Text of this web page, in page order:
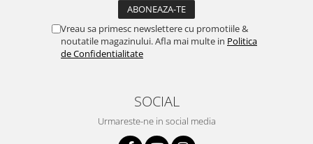
Vreau sa primesc newslettere cu promotiile &
noutatile magazinului. Afla mai multe in Politica
de Confidentialitate
SOCIAL
Urmareste-ne in social media